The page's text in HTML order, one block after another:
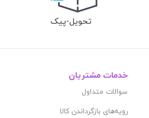
تحویل-پیک
خدمات مشتریان
سوالات متداول
رویه‌های بازگرداندن کالا